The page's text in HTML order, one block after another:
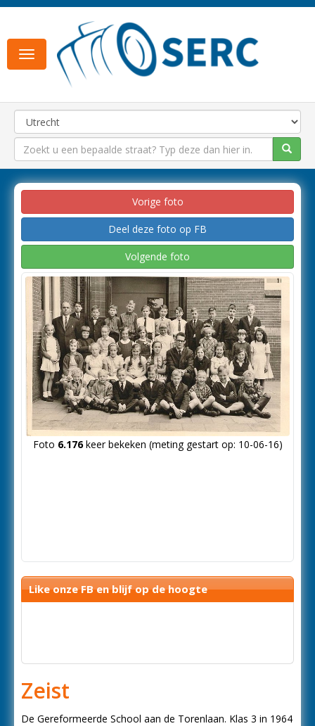
Toggle
navigation
Vorige foto
Deel deze foto op FB
Volgende foto
Foto 6.176keer bekeken (meting gestart op: 10-06-16)
Like onze FB en blijf op de hoogte
Zeist
De Gereformeerde School aan de Torenlaan. Klas 3 in 1964